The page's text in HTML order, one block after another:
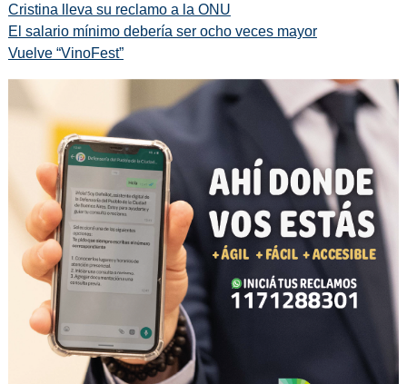
Cristina lleva su reclamo a la ONU
El salario mínimo debería ser ocho veces mayor
Vuelve “VinoFest”